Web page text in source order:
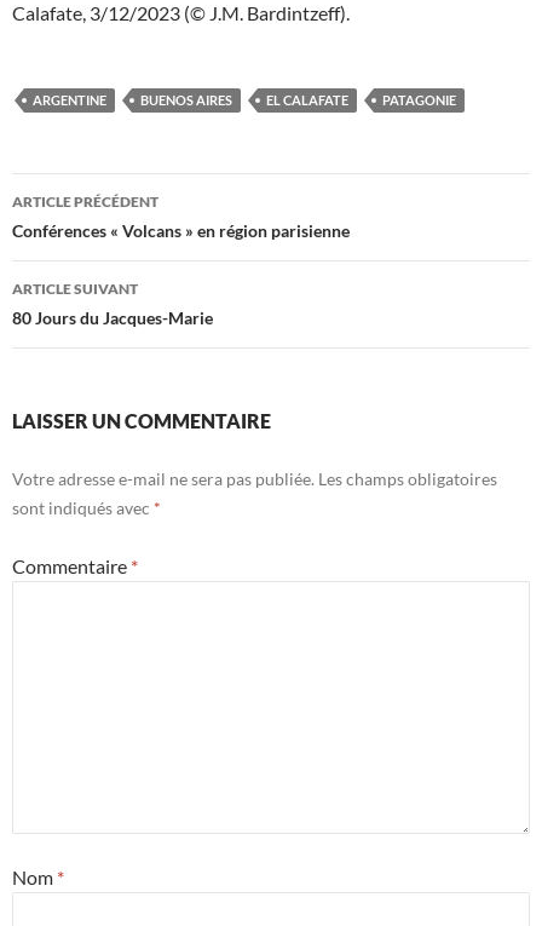
Calafate, 3/12/2023 (© J.M. Bardintzeff).
ARGENTINE BUENOS AIRES EL CALAFATE PATAGONIE
Navigation
des
articles
ARTICLE PRÉCÉDENT
Conférences « Volcans » en région parisienne
ARTICLE SUIVANT
80 Jours du Jacques-Marie
LAISSER UN COMMENTAIRE
Votre adresse e-mail ne sera pas publiée. Les champs obligatoires
sont indiqués avec *
Commentaire *
Nom *